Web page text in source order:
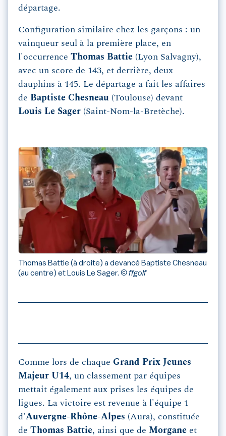
départage.
Configuration similaire chez les garçons : un
vainqueur seul à la première place, en
l'occurrence Thomas Battie (Lyon Salvagny),
avec un score de 143, et derrière, deux
dauphins à 145. Le départage a fait les affaires
de Baptiste Chesneau (Toulouse) devant
Louis Le Sager (Saint-Nom-la-Bretèche).
Thomas Battie (à droite) a devancé Baptiste Chesneau
(au centre) et Louis Le Sager. © ffgolf
Comme lors de chaque Grand Prix Jeunes
Majeur U14, un classement par équipes
mettait également aux prises les équipes de
ligues. La victoire est revenue à l'équipe 1
d'Auvergne-Rhône-Alpes (Aura), constituée
de Thomas Battie, ainsi que de Morgane et